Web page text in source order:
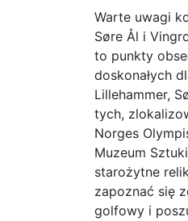
Warte uwagi
Søre Ål i
to punkty
doskonałych
Lillehammer,
tych,
Norges
Muzeum
starożytne
zapoznać się
golfowy i